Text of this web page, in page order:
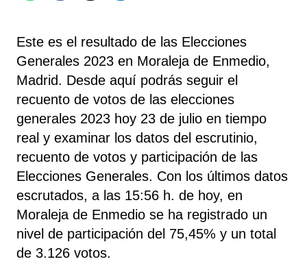
Este es el resultado de las Elecciones
Generales 2023 en Moraleja de Enmedio,
Madrid. Desde aquí podrás seguir el
recuento de votos de las elecciones
generales 2023 hoy 23 de julio en tiempo
real y examinar los datos del escrutinio,
recuento de votos y participación de las
Elecciones Generales. Con los últimos datos
escrutados, a las 15:56 h. de hoy, en
Moraleja de Enmedio se ha registrado un
nivel de participación del 75,45% y un total
de 3.126 votos.